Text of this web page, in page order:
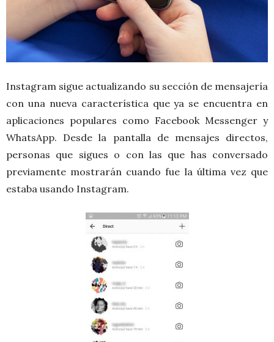
Instagram sigue actualizando su sección de mensajería
con una nueva característica que ya se encuentra en
aplicaciones populares como Facebook Messenger y
WhatsApp. Desde la pantalla de mensajes directos,
personas que sigues o con las que has conversado
previamente mostrarán cuando fue la última vez que
estaba usando Instagram.